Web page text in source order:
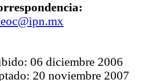
06 diciembre 2006
20 noviembre 2007